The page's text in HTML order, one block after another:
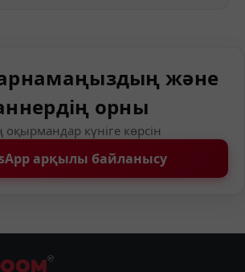
және
орны
оқырмандар күніге көрсін
арқылы байланысу